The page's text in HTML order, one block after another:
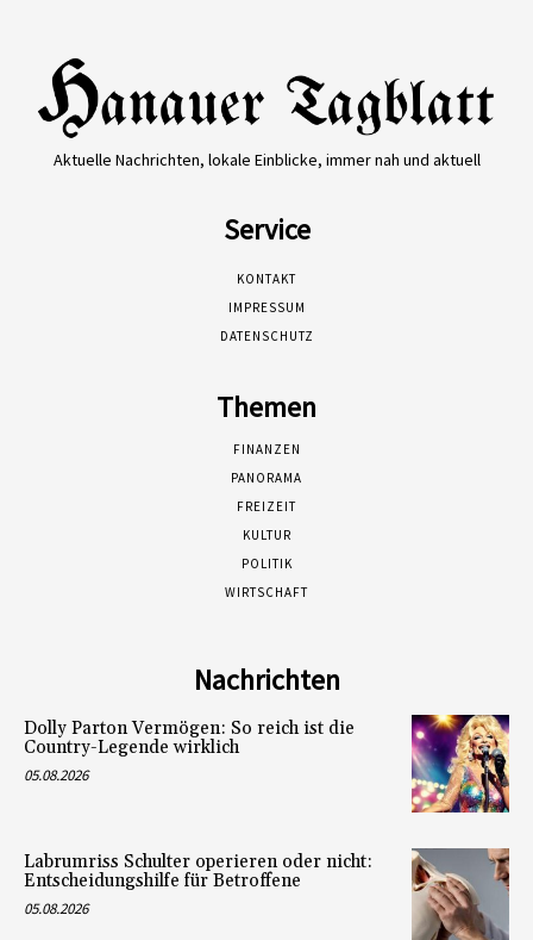
Aktuelle Nachrichten, lokale Einblicke, immer nah und aktuell
Service
KONTAKT
IMPRESSUM
DATENSCHUTZ
Themen
FINANZEN
PANORAMA
FREIZEIT
KULTUR
POLITIK
WIRTSCHAFT
Nachrichten
Dolly Parton Vermögen: So reich ist die
Country-Legende wirklich
05.08.2026
Labrumriss Schulter operieren oder nicht:
Entscheidungshilfe für Betroffene
05.08.2026